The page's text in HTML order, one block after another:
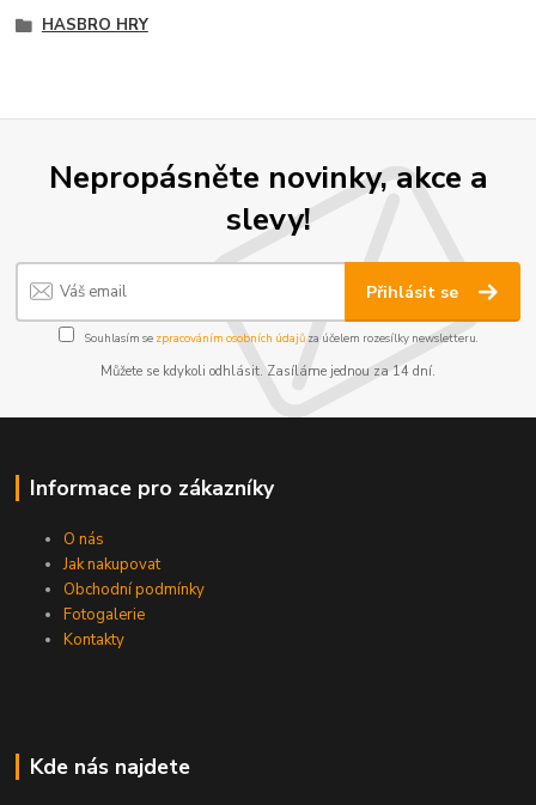
HASBRO HRY
Nepropásněte novinky, akce a
slevy!
Přihlásit se
Souhlasím se zpracováním osobních údajůza účelem rozesílky newsletteru.
Můžete se kdykoli odhlásit. Zasíláme jednou za 14 dní.
Informace pro zákazníky
O nás
Jak nakupovat
Obchodní podmínky
Fotogalerie
Kontakty
Kde nás najdete